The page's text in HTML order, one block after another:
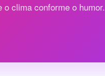
clima conforme o humor.